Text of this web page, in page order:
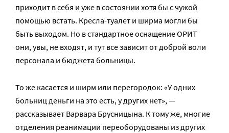
приходит в себя и уже в состоянии хотя бы с чужой
помощью встать. Кресла-туалет и ширма могли бы
быть выходом. Но в стандартное оснащение ОРИТ
они, увы, не входят, и тут все зависит от доброй воли
персонала и бюджета больницы.
То же касается и ширм или перегородок: «У одних
больниц деньги на это есть, у других нет», —
рассказывает Варвара Брусницына. К тому же, многие
отделения реанимации переоборудованы из других